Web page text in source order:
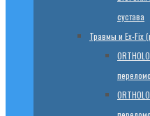
сустава
Травмы и Ex-Fix